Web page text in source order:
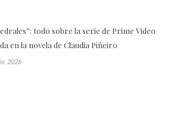
todo sobre la serie de Prime Video
en la novela de Claudia Piñeiro
2026